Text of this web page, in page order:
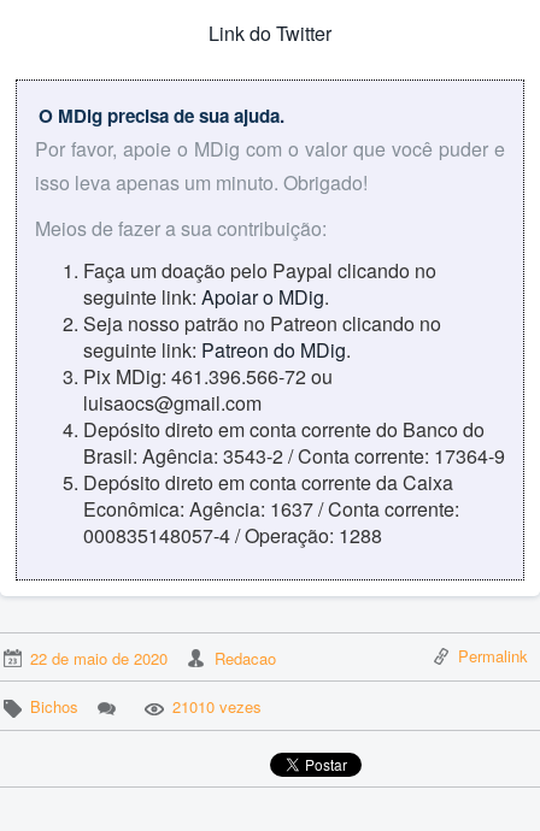
Link do Twitter
O MDig precisa de sua ajuda.
Por favor, apoie o MDig com o valor que você puder e
isso leva apenas um minuto. Obrigado!
Meios de fazer a sua contribuição:
Faça um doação pelo Paypal clicando no
seguinte link: Apoiar o MDig.
Seja nosso patrão no Patreon clicando no
seguinte link: Patreon do MDig.
Pix MDig: 461.396.566-72 ou
luisaocs@gmail.com
Depósito direto em conta corrente do Banco do
Brasil: Agência: 3543-2 / Conta corrente: 17364-9
Depósito direto em conta corrente da Caixa
Econômica: Agência: 1637 / Conta corrente:
000835148057-4 / Operação: 1288
22 de maio de 2020 Redacao Permalink
Bichos 21010 vezes